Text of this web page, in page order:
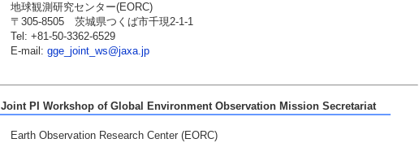
地球観測研究センター(EORC)
〒305-8505 茨城県つくば市千現2-1-1
Tel: +81-50-3362-6529
E-mail: gge_joint_ws@jaxa.jp
Joint PI Workshop of Global Environment Observation Mission Secretariat
Earth Observation Research Center (EORC)